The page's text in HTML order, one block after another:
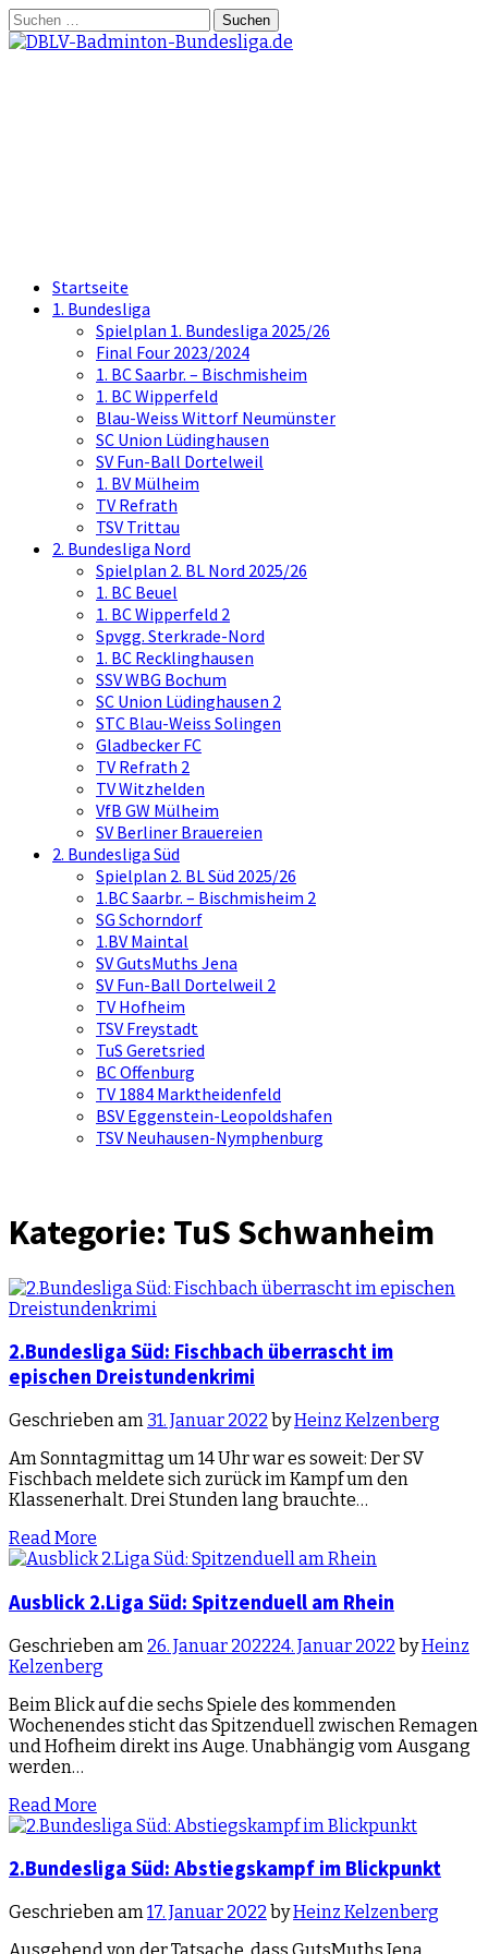
Springe
zum
Suchen
nach:
Startseite
1. Bundesliga
Spielplan 1. Bundesliga 2025/26
Final Four 2023/2024
1. BC Saarbr. – Bischmisheim
1. BC Wipperfeld
Blau-Weiss Wittorf Neumünster
SC Union Lüdinghausen
SV Fun-Ball Dortelweil
1. BV Mülheim
TV Refrath
TSV Trittau
2. Bundesliga Nord
Spielplan 2. BL Nord 2025/26
1. BC Beuel
1. BC Wipperfeld 2
Spvgg. Sterkrade-Nord
1. BC Recklinghausen
SSV WBG Bochum
SC Union Lüdinghausen 2
STC Blau-Weiss Solingen
Gladbecker FC
TV Refrath 2
TV Witzhelden
VfB GW Mülheim
SV Berliner Brauereien
2. Bundesliga Süd
Spielplan 2. BL Süd 2025/26
1.BC Saarbr. – Bischmisheim 2
SG Schorndorf
1.BV Maintal
SV GutsMuths Jena
SV Fun-Ball Dortelweil 2
TV Hofheim
TSV Freystadt
TuS Geretsried
BC Offenburg
TV 1884 Marktheidenfeld
BSV Eggenstein-Leopoldshafen
TSV Neuhausen-Nymphenburg
Kategorie: TuS Schwanheim
2.Bundesliga Süd: Fischbach überrascht im
epischen Dreistundenkrimi
Geschrieben am 31. Januar 2022 byHeinz Kelzenberg
Am Sonntagmittag um 14 Uhr war es soweit: Der SV
Fischbach meldete sich zurück im Kampf um den
Klassenerhalt. Drei Stunden lang brauchte…
Read More
Ausblick 2.Liga Süd: Spitzenduell am Rhein
Geschrieben am 26. Januar 202224. Januar 2022 byHeinz
Kelzenberg
Beim Blick auf die sechs Spiele des kommenden
Wochenendes sticht das Spitzenduell zwischen Remagen
und Hofheim direkt ins Auge. Unabhängig vom Ausgang
werden…
Read More
2.Bundesliga Süd: Abstiegskampf im Blickpunkt
Geschrieben am17. Januar 2022 byHeinz Kelzenberg